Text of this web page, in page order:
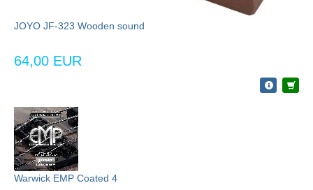
JOYO JF-323 Wooden sound
64,00 EUR
Warwick EMP Coated 4